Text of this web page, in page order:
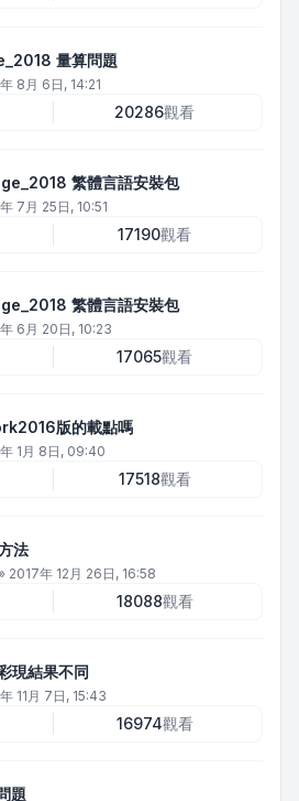
量算問題
8月 6日, 14:21
20286觀看
繁體言語安裝包
7月 25日, 10:51
17190觀看
繁體言語安裝包
6月 20日, 10:23
17065觀看
版的載點嗎
1月 8日, 09:40
17518觀看
法
2017年 12月 26日, 16:58
18088觀看
現結果不同
11月 7日, 15:43
16974觀看
題